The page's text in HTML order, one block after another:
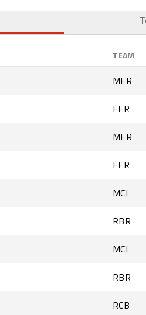
TEAM
MER
FER
MER
FER
MCL
RBR
MCL
RBR
RCB